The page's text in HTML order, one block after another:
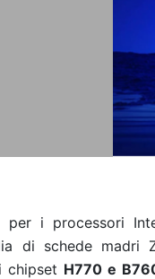
per i processori
di schede madri
chipset H770 e